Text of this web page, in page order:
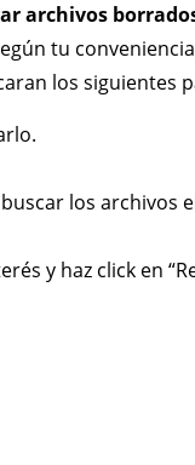
archivos
tu
los siguientes
los archivos
y haz click en